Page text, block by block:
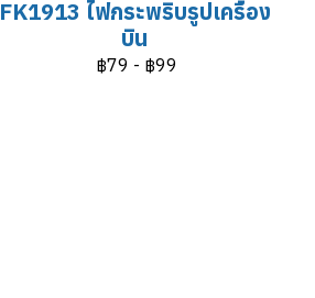
FK1913 ไฟกระพริบรูปเครื่อง
บิน
฿79 - ฿99